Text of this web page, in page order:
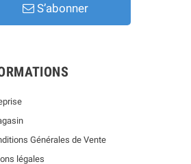
S’abonner
Générales de Vente
légales